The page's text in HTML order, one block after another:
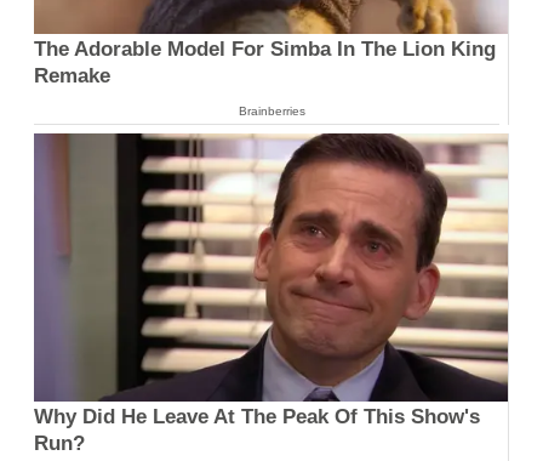
The Adorable Model For Simba In The Lion King
Remake
Brainberries
Why Did He Leave At The Peak Of This Show's
Run?